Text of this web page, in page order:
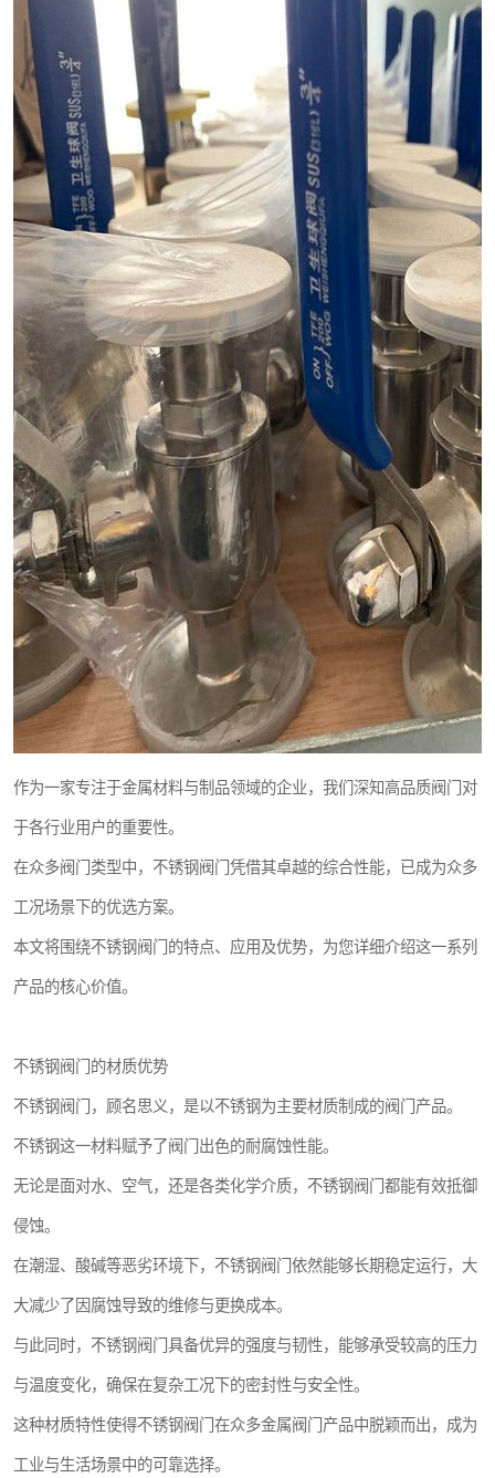
作为一家专注于金属材料与制品领域的企业，我们深知高品质阀门对
于各行业用户的重要性。
在众多阀门类型中，不锈钢阀门凭借其卓越的综合性能，已成为众多
工况场景下的优选方案。
本文将围绕不锈钢阀门的特点、应用及优势，为您详细介绍这一系列
产品的核心价值。
不锈钢阀门的材质优势
不锈钢阀门，顾名思义，是以不锈钢为主要材质制成的阀门产品。
不锈钢这一材料赋予了阀门出色的耐腐蚀性能。
无论是面对水、空气，还是各类化学介质，不锈钢阀门都能有效抵御
侵蚀。
在潮湿、酸碱等恶劣环境下，不锈钢阀门依然能够长期稳定运行，大
大减少了因腐蚀导致的维修与更换成本。
与此同时，不锈钢阀门具备优异的强度与韧性，能够承受较高的压力
与温度变化，确保在复杂工况下的密封性与安全性。
这种材质特性使得不锈钢阀门在众多金属阀门产品中脱颖而出，成为
工业与生活场景中的可靠选择。